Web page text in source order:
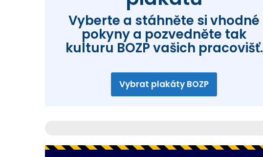
Vyberte a stáhněte si vhodné
pokyny a pozvedněte tak
kulturu BOZP vašich pracovišť.
Vybrat plakáty BOZP